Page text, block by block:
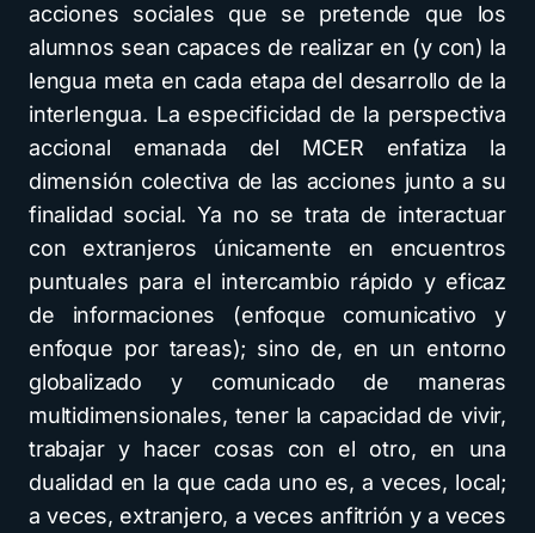
acciones sociales que se pretende que los
alumnos sean capaces de realizar en (y con) la
lengua meta en cada etapa del desarrollo de la
interlengua. La especificidad de la perspectiva
accional emanada del MCER enfatiza la
dimensión colectiva de las acciones junto a su
finalidad social. Ya no se trata de interactuar
con extranjeros únicamente en encuentros
puntuales para el intercambio rápido y eficaz
de informaciones (enfoque comunicativo y
enfoque por tareas); sino de, en un entorno
globalizado y comunicado de maneras
multidimensionales, tener la capacidad de vivir,
trabajar y hacer cosas con el otro, en una
dualidad en la que cada uno es, a veces, local;
a veces, extranjero, a veces anfitrión y a veces